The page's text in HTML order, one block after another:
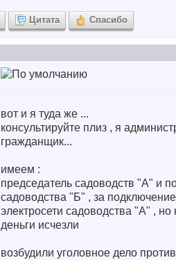
Цитата Спасибо
вот и я туда же ...
консультируйте плиз , я
гражданщик...
имеем :
председатель садоводств "А" и
садоводства "Б" , за
электросети садоводства "А" ,
деньги исчезли
возбудили уголовное дело